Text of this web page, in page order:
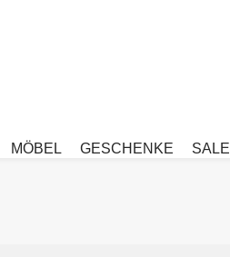
MÖBEL GESCHENKE SALE